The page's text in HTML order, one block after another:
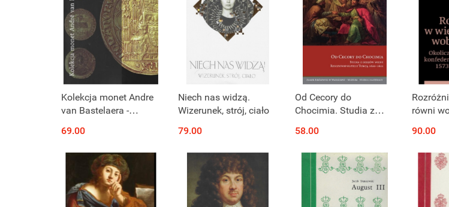
Kolekcja monet Andre
van Bastelaera -
69.00
Niech nas widzą.
Wizerunek, strój, ciało
79.00
Od Cecory do
Chocimia. Studia z
Rzeczypospolitej z
Turcją 1620-1621
58.00
równi
90.00